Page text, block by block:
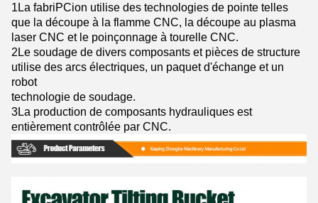
1 La fabriPCion utilise des technologies de pointe telles
que la découpe à la flamme CNC, la découpe au plasma
laser CNC et le poinçonnage à tourelle CNC.
2Le soudage de divers composants et pièces de structure
utilise des arcs électriques, un paquet d'échange et un
robot
technologie de soudage.
3La production de composants hydrauliques est
entièrement contrôlée par CNC.